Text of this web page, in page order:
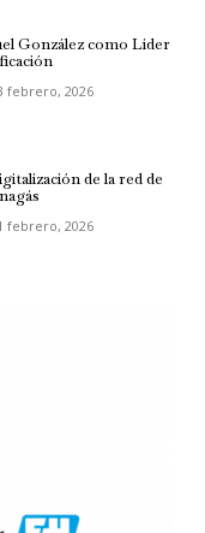
González como Líder
febrero, 2026
de la red de
febrero, 2026